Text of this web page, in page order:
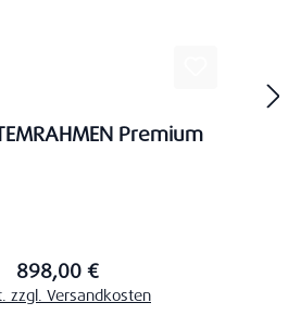
Premium
898,00 €
zzgl. Versandkosten